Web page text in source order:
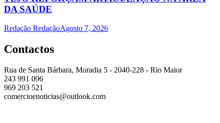
DA SAÚDE
Redação RedaçãoAgosto 7, 2026
Contactos
Rua de Santa Bárbara, Moradia 5 - 2040-228 - Rio Maior
243 991 096
969 203 521
comercioenoticias@outlook.com